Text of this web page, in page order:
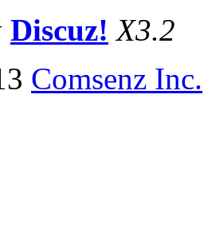
Discuz! X3.2
Comsenz Inc.